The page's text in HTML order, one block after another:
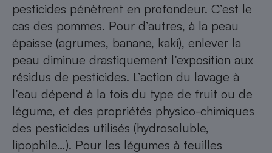
pesticides pénètrent en profondeur. C’est le
cas des pommes. Pour d’autres, à la peau
épaisse (agrumes, banane, kaki), enlever la
peau diminue drastiquement l’exposition aux
résidus de pesticides. L’action du lavage à
l’eau dépend à la fois du type de fruit ou de
légume, et des propriétés physico-chimiques
des pesticides utilisés (hydrosoluble,
lipophile…). Pour les légumes à feuilles